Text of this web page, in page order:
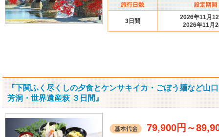
3日間
2026年11月
2026年11月
『下関ふく尽くしの夕食とケンサキイカ・ごぼう麺など山
芳洞・世界遺産萩 ３日間』
79,900円 ～